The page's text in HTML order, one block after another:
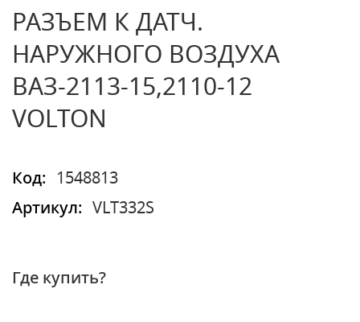
РАЗЪЕМ К ДАТЧ.
НАРУЖНОГО ВОЗДУХА
ВАЗ-2113-15,2110-12
VOLTON
Код:
1548813
Артикул:
VLT332S
Где купить?